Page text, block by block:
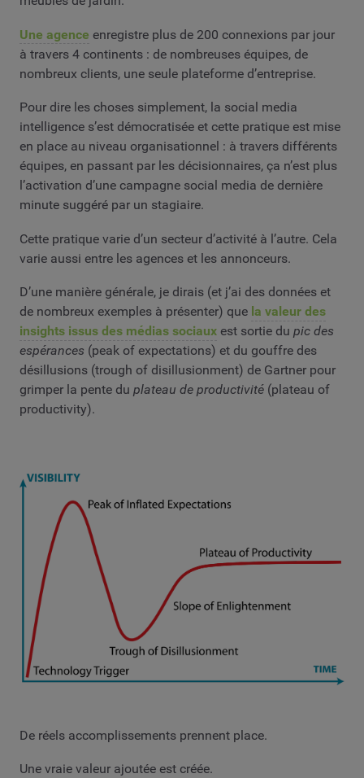
Une agence enregistre plus de 200 connexions par jour
à travers 4 continents : de nombreuses équipes, de
nombreux clients, une seule plateforme d’entreprise.
Pour dire les choses simplement, la social media
intelligence s’est démocratisée et cette pratique est mise
en place au niveau organisationnel : à travers différents
équipes, en passant par les décisionnaires, ça n’est plus
l’activation d’une campagne social media de dernière
minute suggéré par un stagiaire.
Cette pratique varie d’un secteur d’activité à l’autre. Cela
varie aussi entre les agences et les annonceurs.
D’une manière générale, je dirais (et j’ai des données et
de nombreux exemples à présenter) que la valeur des
insights issus des médias sociaux est sortie du pic des
espérances (peak of expectations) et du gouffre des
désillusions (trough of disillusionment) de Gartner pour
grimper la pente du plateau de productivité (plateau of
productivity).
De réels accomplissements prennent place.
Une vraie valeur ajoutée est créée.